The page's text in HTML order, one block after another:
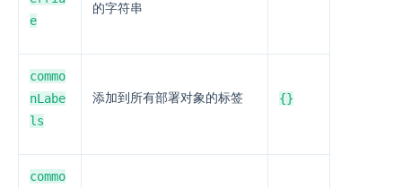
e
的字符串
commo
nLabe
ls
添加到所有部署对象的标签 {}
commo